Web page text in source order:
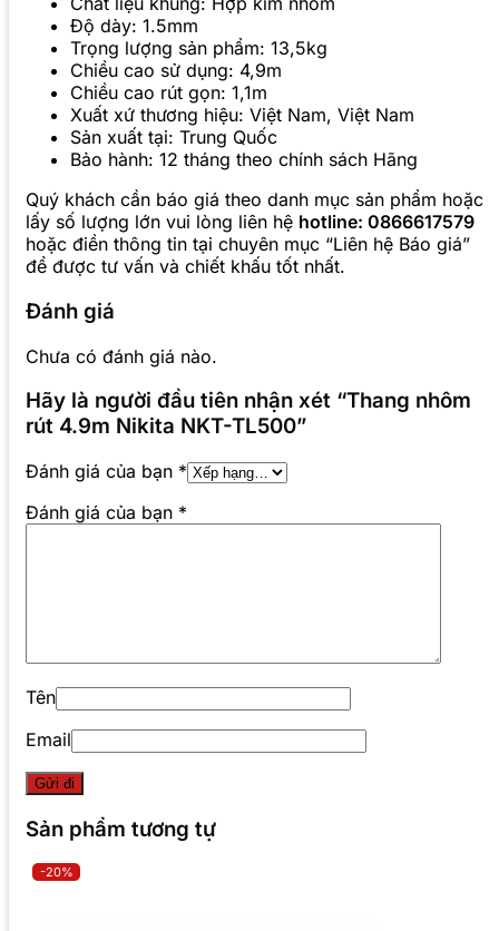
Độ dày: 1.5mm
Trọng lượng sản phẩm: 13,5kg
Chiều cao sử dụng: 4,9m
Chiều cao rút gọn: 1,1m
Xuất xứ thương hiệu: Việt Nam, Việt Nam
Sản xuất tại: Trung Quốc
Bảo hành: 12 tháng theo chính sách Hãng
Quý khách cần báo giá theo danh mục sản phẩm hoặc
lấy số lượng lớn vui lòng liên hệ hotline: 0866617579
hoặc điền thông tin tại chuyên mục “Liên hệ Báo giá”
để được tư vấn và chiết khấu tốt nhất.
Đánh giá
Chưa có đánh giá nào.
Hãy là người đầu tiên nhận xét “Thang nhôm
rút 4.9m Nikita NKT-TL500”
Đánh giá của bạn *
Đánh giá của bạn *
Tên
Email
Sản phẩm tương tự
-20%